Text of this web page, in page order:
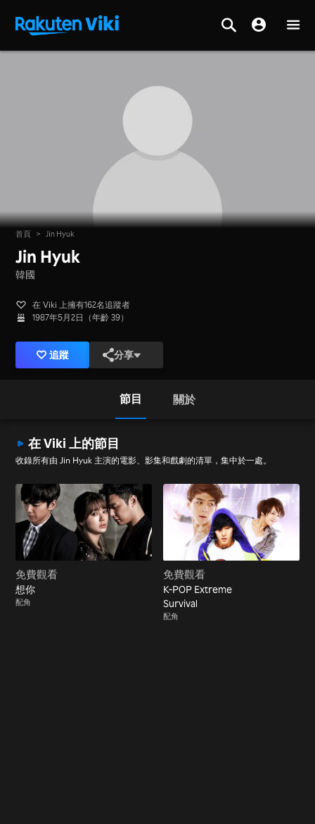
首頁 > Jin Hyuk
Jin Hyuk
韓國
在 Viki 上擁有162名追蹤者
1987年5月2日（年齡 39）
追蹤 分享
節目 關於
在 Viki 上的節目
收錄所有由 Jin Hyuk 主演的電影、影集和戲劇的清單，集中於一處。
免費觀看
想你
配角
免費觀看
K-POP Extreme
Survival
配角